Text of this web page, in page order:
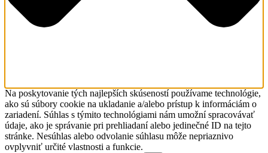
Na poskytovanie tých najlepších skúseností používame technológie,
ako sú súbory cookie na ukladanie a/alebo prístup k informáciám o
zariadení. Súhlas s týmito technológiami nám umožní spracovávať
údaje, ako je správanie pri prehliadaní alebo jedinečné ID na tejto
stránke. Nesúhlas alebo odvolanie súhlasu môže nepriaznivo
ovplyvniť určité vlastnosti a funkcie.